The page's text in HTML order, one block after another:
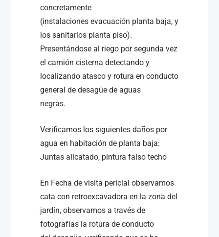
concretamente
(instalaciones evacuación planta baja, y
los sanitarios planta piso).
Presentándose al riego por segunda vez
el camión cisterna detectando y
localizando atasco y rotura en conducto
general de desagüe de aguas
negras.
Verificamos los siguientes daños por
agua en habitación de planta baja:
Juntas alicatado, pintura falso techo
En Fecha de visita pericial observamos
cata con retroexcavadora en la zona del
jardín, observamos a través de
fotografías la rotura de conducto